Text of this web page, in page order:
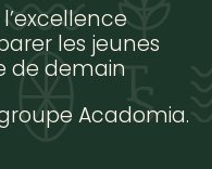
les jeunes
de demain
Acadomia.